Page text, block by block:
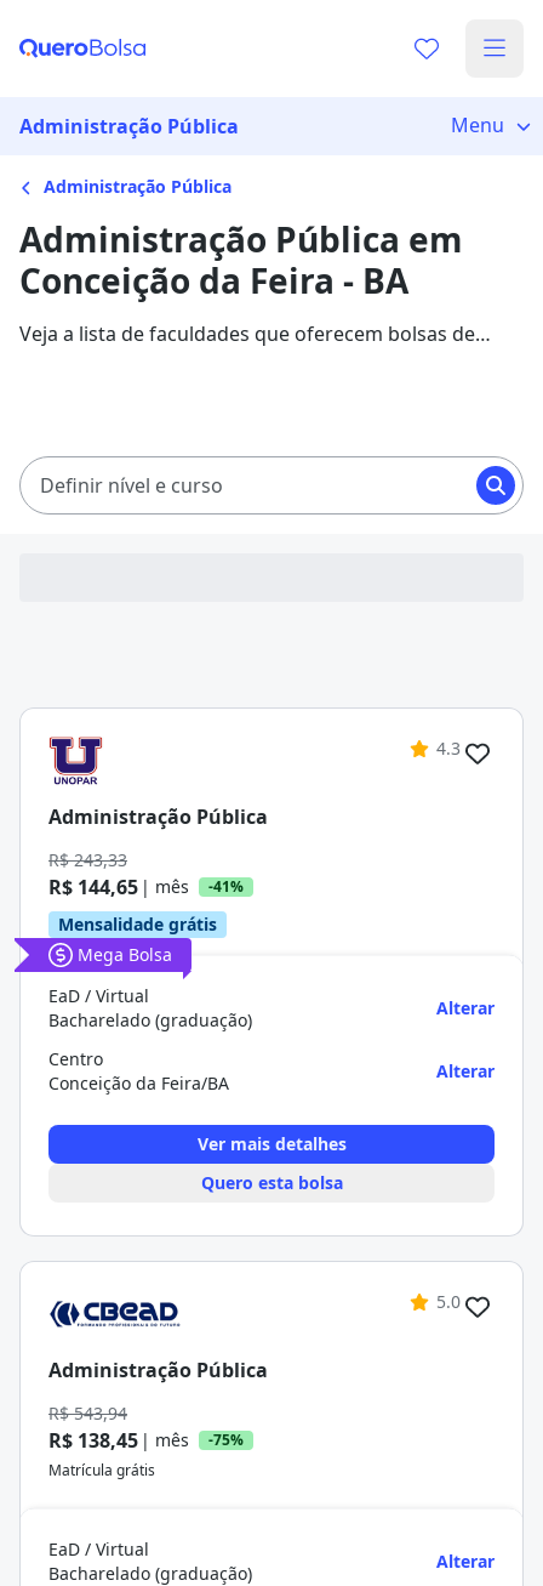
Administração Pública Menu
Administração Pública
Administração Pública em
Conceição da Feira - BA
Veja a lista de faculdades que oferecem bolsas de
Definir nível e curso
4.3
Administração Pública
R$ 243,33
R$ 144,65 | mês -41%
Mensalidade grátis
Mega Bolsa
EaD / Virtual
Bacharelado (graduação)
Alterar
Centro
Conceição da Feira/BA
Alterar
Ver mais detalhes
Quero esta bolsa
5.0
Administração Pública
R$ 543,94
R$ 138,45 | mês
-75%
Matrícula grátis
EaD / Virtual
Bacharelado (graduação)
Alterar